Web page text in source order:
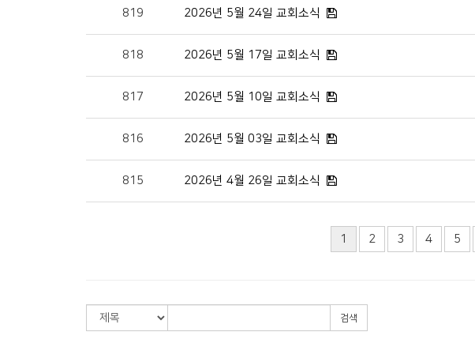
819 2026년 5월 24일 교회소식
818 2026년 5월 17일 교회소식
817 2026년 5월 10일 교회소식
816 2026년 5월 03일 교회소식
815 2026년 4월 26일 교회소식
1 2 3 4 5
검색